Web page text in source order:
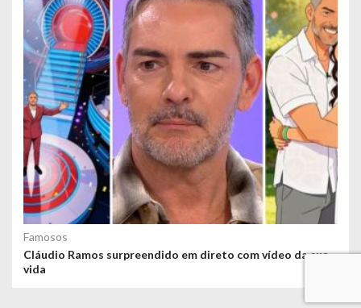
Famosos
Cláudio Ramos surpreendido em direto com vídeo da sua
vida